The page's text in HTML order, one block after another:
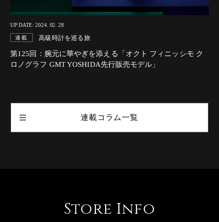
UP DATE: 2024. 02. 28
連載 高級時計を巡る旅
第125回：腕元に華やぎを添える「オクト フィニッシモ ク
ロノグラフ GMT YOSHIDA先行販売モデル」
連載コラム一覧
Store Info